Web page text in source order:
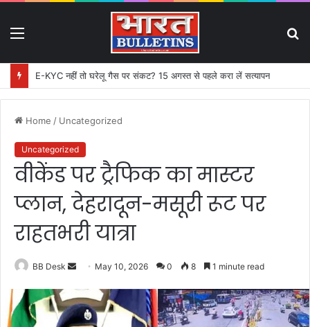
E-KYC नहीं तो घरेलू गैस पर संकट? 15 अगस्त से पहले करा लें सत्यापन
Home / Uncategorized
Uncategorized
वीकेंड पर ट्रैफिक का मास्टर
प्लान, देहरादून-मसूरी रूट पर
राहतभरी यात्रा
BB Desk
n
d
May 10, 2026 0 8 1 minute read